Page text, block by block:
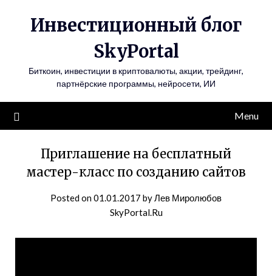
Инвестиционный блог
SkyPortal
Биткоин, инвестиции в криптовалюты, акции, трейдинг,
партнёрские программы, нейросети, ИИ
Menu
Приглашение на бесплатный
мастер-класс по созданию сайтов
Posted on01.01.2017 byЛев Миролюбов
SkyPortal.Ru